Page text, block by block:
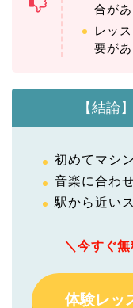
合があ
レッ
要があ
【結論
初めてマシ
音楽に合わ
駅から近い
＼今すぐ
体験レッ